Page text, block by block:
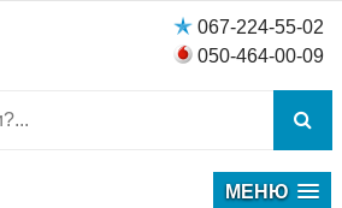
067-224-55-02
050-464-00-09
МЕНЮ